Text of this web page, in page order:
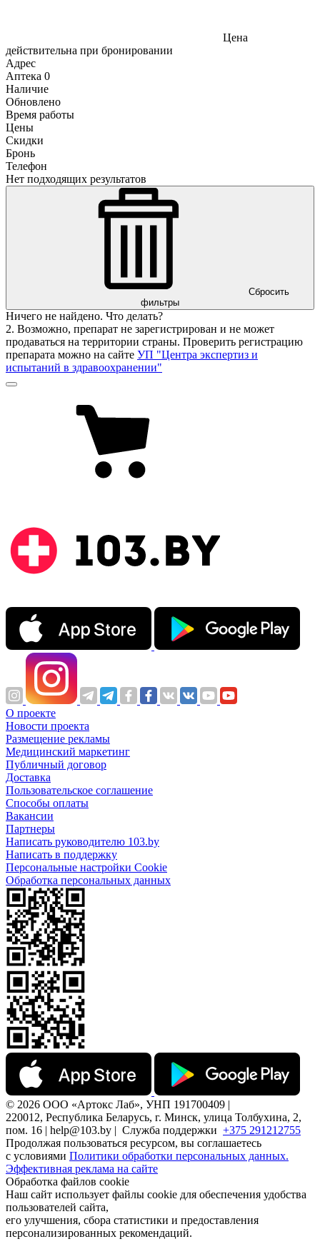
Цена
действительна при бронировании
Адрес
Аптека 0
Наличие
Обновлено
Время работы
Цены
Скидки
Бронь
Телефон
Нет подходящих результатов
Сбросить
фильтры
Ничего не найдено. Что делать?
2. Возможно, препарат не зарегистрирован и не может
продаваться на территории страны. Проверить регистрацию
препарата можно на сайте УП "Центра экспертиз и
испытаний в здравоохранении"
О проекте
Новости проекта
Размещение рекламы
Медицинский маркетинг
Публичный договор
Доставка
Пользовательское соглашение
Способы оплаты
Вакансии
Партнеры
Написать руководителю 103.by
Написать в поддержку
Персональные настройки Cookie
Обработка персональных данных
© 2026 ООО «Артокс Лаб», УНП 191700409 |
220012, Республика Беларусь, г. Минск, улица Толбухина, 2,
пом. 16 | help@103.by | Служба поддержки +375 291212755
Продолжая пользоваться ресурсом, вы соглашаетесь
с условиями Политики обработки персональных данных.
Эффективная реклама на сайте
Обработка файлов cookie
Наш сайт использует файлы cookie для обеспечения удобства
пользователей сайта,
его улучшения, сбора статистики и предоставления
персонализированных рекомендаций.